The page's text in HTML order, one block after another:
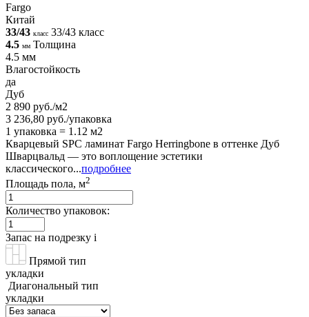
Fargo
Китай
33/43 класс 33/43 класс
4.5 мм Толщина
4.5 мм
Влагостойкость
да
Дуб
2 890 руб./м2
3 236,80 руб./упаковка
1 упаковка = 1.12 м2
Кварцевый SPC ламинат Fargo Herringbone в оттенке Дуб
Шварцвальд — это воплощение эстетики
классического...подробнее
Площадь пола, м2
Количество упаковок:
Запас на подрезку i
Прямой тип
укладки
Диагональный тип
укладки